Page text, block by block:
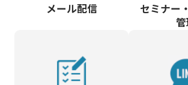
メール配信
セミナー